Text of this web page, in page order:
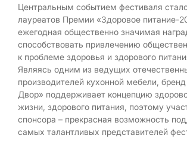
Центральным событием фестиваля
лауреатов Премии «Здоровое питание-
ежегодная общественно значимая
способствовать привлечению
к проблеме здоровья и здорового
Являясь одним из ведущих
производителей кухонной мебели,
Двор» поддерживает концепцию
жизни, здорового питания, поэтому
спонсора – прекрасная возможность
самых талантливых представителей